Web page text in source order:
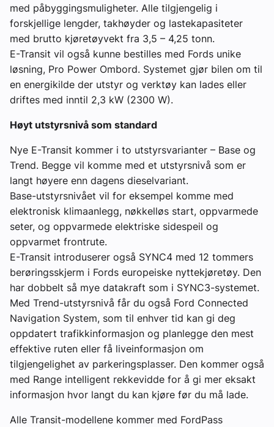
med påbyggingsmuligheter. Alle tilgjengelig i
forskjellige lengder, takhøyder og lastekapasiteter
med brutto kjøretøyvekt fra 3,5 – 4,25 tonn.
E-Transit vil også kunne bestilles med Fords unike
løsning, Pro Power Ombord. Systemet gjør bilen om til
en energikilde der utstyr og verktøy kan lades eller
driftes med inntil 2,3 kW (2300 W).
Høyt utstyrsnivå som standard
Nye E-Transit kommer i to utstyrsvarianter – Base og
Trend. Begge vil komme med et utstyrsnivå som er
langt høyere enn dagens dieselvariant.
Base-utstyrsnivået vil for eksempel komme med
elektronisk klimaanlegg, nøkkelløs start, oppvarmede
seter, og oppvarmede elektriske sidespeil og
oppvarmet frontrute.
E-Transit introduserer også SYNC4 med 12 tommers
berøringsskjerm i Fords europeiske nyttekjøretøy. Den
har dobbelt så mye datakraft som i SYNC3-systemet.
Med Trend-utstyrsnivå får du også Ford Connected
Navigation System, som til enhver tid kan gi deg
oppdatert trafikkinformasjon og planlegge den mest
effektive ruten eller få liveinformasjon om
tilgjengelighet av parkeringsplasser. Den kommer også
med Range intelligent rekkevidde for å gi mer eksakt
informasjon hvor langt du kan kjøre før du må lade.
Alle Transit-modellene kommer med FordPass